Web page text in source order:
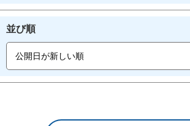
並び順